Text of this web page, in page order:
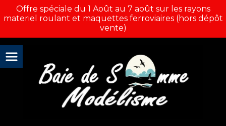
Offre spéciale du 1 Août au 7 août sur les rayons
materiel roulant et maquettes ferroviaires (hors dépôt
vente)
Panneau de gestion des cookies